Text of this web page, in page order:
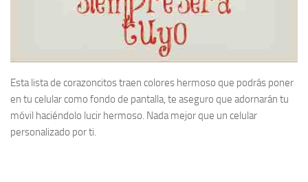
Esta lista de corazoncitos traen colores hermoso que podrás poner
en tu celular como fondo de pantalla, te aseguro que adornarán tu
móvil haciéndolo lucir hermoso. Nada mejor que un celular
personalizado por ti.